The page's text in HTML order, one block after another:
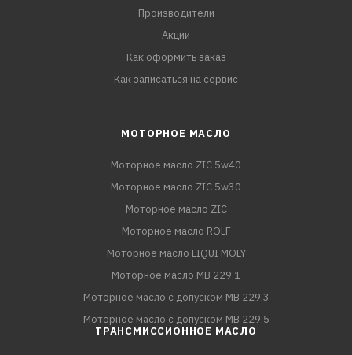
Производители
Акции
Как оформить заказ
Как записаться на сервис
МОТОРНОЕ МАСЛО
Моторное масло ZIC 5w40
Моторное масло ZIC 5w30
Моторное масло ZIC
Моторное масло ROLF
Моторное масло LIQUI MOLY
Моторное масло MB 229.1
Моторное масло с допуском MB 229.3
Моторное масло с допуском MB 229.5
ТРАНСМИССИОННОЕ МАСЛО